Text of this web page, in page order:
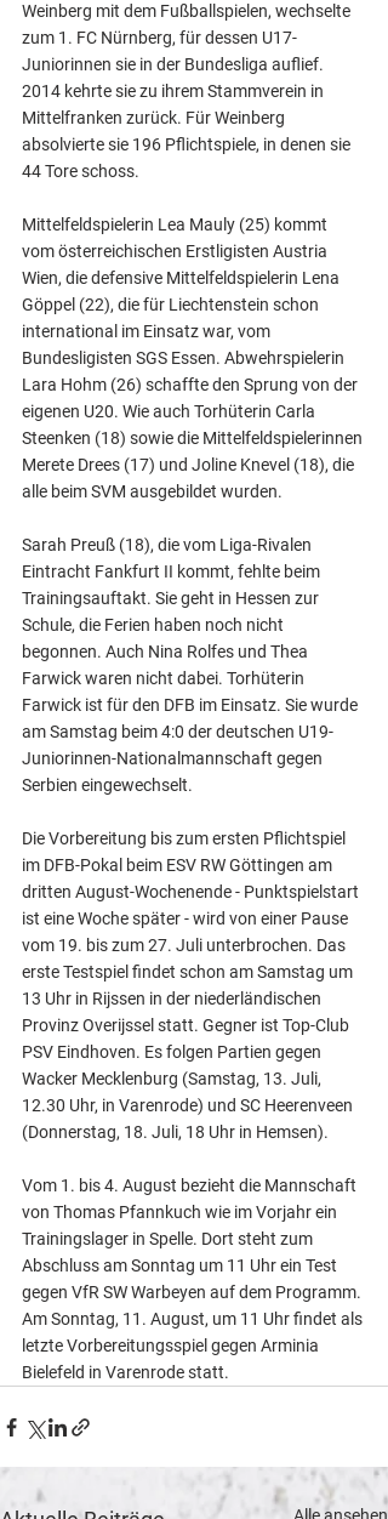
Weinberg mit dem Fußballspielen, wechselte
zum 1. FC Nürnberg, für dessen U17-
Juniorinnen sie in der Bundesliga auflief.
2014 kehrte sie zu ihrem Stammverein in
Mittelfranken zurück. Für Weinberg
absolvierte sie 196 Pflichtspiele, in denen sie
44 Tore schoss.
Mittelfeldspielerin Lea Mauly (25) kommt
vom österreichischen Erstligisten Austria
Wien, die defensive Mittelfeldspielerin Lena
Göppel (22), die für Liechtenstein schon
international im Einsatz war, vom
Bundesligisten SGS Essen. Abwehrspielerin
Lara Hohm (26) schaffte den Sprung von der
eigenen U20. Wie auch Torhüterin Carla
Steenken (18) sowie die Mittelfeldspielerinnen
Merete Drees (17) und Joline Knevel (18), die
alle beim SVM ausgebildet wurden.
Sarah Preuß (18), die vom Liga-Rivalen
Eintracht Fankfurt II kommt, fehlte beim
Trainingsauftakt. Sie geht in Hessen zur
Schule, die Ferien haben noch nicht
begonnen. Auch Nina Rolfes und Thea
Farwick waren nicht dabei. Torhüterin
Farwick ist für den DFB im Einsatz. Sie wurde
am Samstag beim 4:0 der deutschen U19-
Juniorinnen-Nationalmannschaft gegen
Serbien eingewechselt.
Die Vorbereitung bis zum ersten Pflichtspiel
im DFB-Pokal beim ESV RW Göttingen am
dritten August-Wochenende - Punktspielstart
ist eine Woche später - wird von einer Pause
vom 19. bis zum 27. Juli unterbrochen. Das
erste Testspiel findet schon am Samstag um
13 Uhr in Rijssen in der niederländischen
Provinz Overijssel statt. Gegner ist Top-Club
PSV Eindhoven. Es folgen Partien gegen
Wacker Mecklenburg (Samstag, 13. Juli,
12.30 Uhr, in Varenrode) und SC Heerenveen
(Donnerstag, 18. Juli, 18 Uhr in Hemsen).
Vom 1. bis 4. August bezieht die Mannschaft
von Thomas Pfannkuch wie im Vorjahr ein
Trainingslager in Spelle. Dort steht zum
Abschluss am Sonntag um 11 Uhr ein Test
gegen VfR SW Warbeyen auf dem Programm.
Am Sonntag, 11. August, um 11 Uhr findet als
letzte Vorbereitungsspiel gegen Arminia
Bielefeld in Varenrode statt.